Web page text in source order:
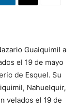
Guaiquimil a
el 19 de mayo
de Esquel. Su
Nahuelquir,
velados el 19 de